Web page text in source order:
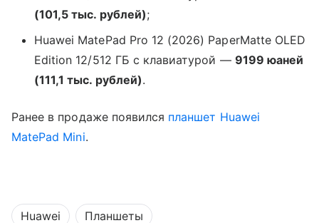
(101,5 тыс. рублей);
Huawei MatePad Pro 12 (2026) PaperMatte OLED
Edition 12/512 ГБ с клавиатурой — 9199 юаней
(111,1 тыс. рублей).
Ранее в продаже появился планшет Huawei
MatePad Mini.
Huawei Планшеты